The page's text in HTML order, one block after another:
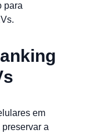
para
em
a